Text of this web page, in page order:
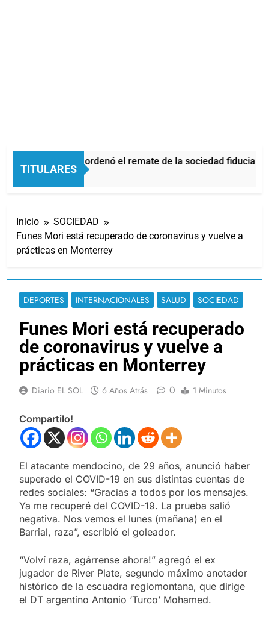
TITULARES
La Justicia ordenó el remate de la sociedad
3 Horas Atrás
Inicio
SOCIEDAD
Funes Mori está recuperado de coronavirus y vuelve a
prácticas en Monterrey
DEPORTES INTERNACIONALES SALUD SOCIEDAD
Funes Mori está recuperado
de coronavirus y vuelve a
prácticas en Monterrey
Diario EL SOL 6 Años Atrás 0 1 Minutos
Compartilo!
El atacante mendocino, de 29 años, anunció haber
superado el COVID-19 en sus distintas cuentas de
redes sociales: “Gracias a todos por los mensajes.
Ya me recuperé del COVID-19. La prueba salió
negativa. Nos vemos el lunes (mañana) en el
Barrial, raza”, escribió el goleador.
“Volví raza, agárrense ahora!” agregó el ex
jugador de River Plate, segundo máximo anotador
histórico de la escuadra regiomontana, que dirige
el DT argentino Antonio ‘Turco’ Mohamed.